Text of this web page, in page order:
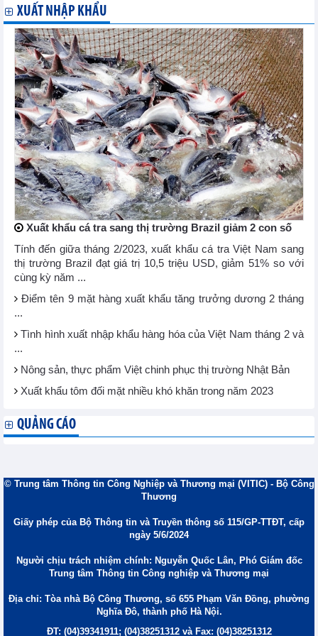
XUẤT NHẬP KHẨU
Xuất khẩu cá tra sang thị trường Brazil giảm 2 con số
Tính đến giữa tháng 2/2023, xuất khẩu cá tra Việt Nam sang
thị trường Brazil đạt giá trị 10,5 triệu USD, giảm 51% so với
cùng kỳ năm ...
Điểm tên 9 mặt hàng xuất khẩu tăng trưởng dương 2 tháng
...
Tình hình xuất nhập khẩu hàng hóa của Việt Nam tháng 2 và
...
Nông sản, thực phẩm Việt chinh phục thị trường Nhật Bản
Xuất khẩu tôm đối mặt nhiều khó khăn trong năm 2023
QUẢNG CÁO
© Trung tâm Thông tin Công Nghiệp và Thương mại (VITIC) - Bộ Công
Thương
Giấy phép của Bộ Thông tin và Truyền thông số 115/GP-TTĐT, cấp
ngày 5/6/2024
Người chịu trách nhiệm chính: Nguyễn Quốc Lân, Phó Giám đốc
Trung tâm Thông tin Công nghiệp và Thương mại
Địa chỉ: Tòa nhà Bộ Công Thương, số 655 Phạm Văn Đồng, phường
Nghĩa Đô, thành phố Hà Nội.
ĐT: (04)39341911; (04)38251312 và Fax: (04)38251312